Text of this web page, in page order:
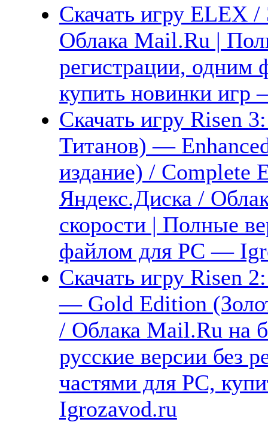
Скачать игру ELEX
Облака Mail.Ru |
регистрации, одним
купить новинки
Скачать игру Risen
Титанов) —
издание) / Complete
Яндекс.Диска /
скорости | Полные
файлом для PC —
Скачать игру Risen
— Gold Edition
/ Облака Mail.Ru на
русские версии без
частями для PC,
Igrozavod.ru